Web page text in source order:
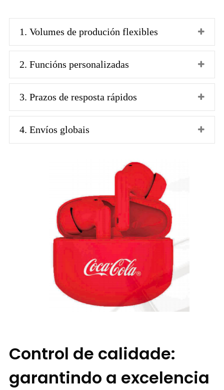
1. Volumes de produción flexibles
2. Funcións personalizadas
3. Prazos de resposta rápidos
4. Envíos globais
Control de calidade:
garantindo a excelencia